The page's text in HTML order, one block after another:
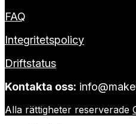
FAQ
Integritetspolicy
Driftstatus
Kontakta oss:
Alla rättigheter reserverade